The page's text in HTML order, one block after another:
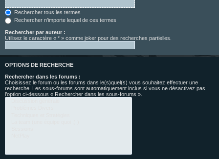
Rechercher tous les termes
Rechercher n’importe lequel de ces termes
Rechercher par auteur :
Utilisez le caractère « * » comme joker pour des recherches partielles.
OPTIONS DE RECHERCHE
Rechercher dans les forums :
Choisissez le forum ou les forums dans le(s)quel(s) vous souhaitez effectuer une
recherche. Les sous-forums sont automatiquement inclus si vous ne désactivez pas
l’option ci-dessous « Rechercher dans les sous-forums ».